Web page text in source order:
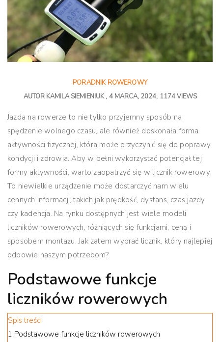
PORADNIK ROWEROWY
AUTOR KAMILA SIEMIENIUK 4 MARCA, 2024 1174 VIEWS
Jazda na rowerze to nie tylko przyjemny sposób na
spędzenie wolnego czasu, ale również doskonała forma
aktywności fizycznej, która może przyczynić się do poprawy
kondycji i zdrowia. Aby w pełni wykorzystać potencjał tej
formy aktywności, warto zaopatrzyć się w licznik rowerowy.
To niewielkie urządzenie może dostarczyć nam wielu
cennych informacji, takich jak prędkość, dystans, czas jazdy
czy kadencja. Na rynku dostępnych jest wiele modeli
liczników rowerowych, różniących się funkcjami, ceną i
sposobem montażu. Jak zatem wybrać licznik, który najlepiej
odpowie naszym potrzebom?
Podstawowe funkcje
liczników rowerowych
Spis treści
1 Podstawowe funkcje liczników rowerowych